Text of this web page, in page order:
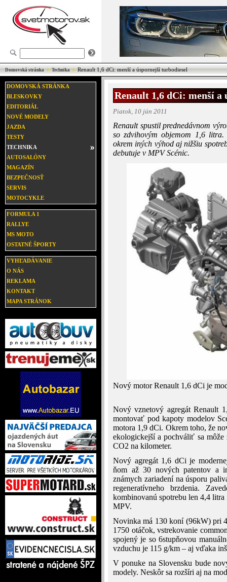
Domovská stránka Technika Renault 1,6 dCi: menší a úspornejší turbodiesel
DOMOVSKÁ STRÁNKA
BLESKOVKY
EDITORIÁL
NOVÉ MODELY
JAZDA
TESTY
TECHNIKA
AUTOSALÓNY
MAGAZÍN
BEZPEČNOSŤ
SERVIS
MOTOCYKLE
FORMULA 1
RALLYE
MS MOTO
OSTATNÉ ŠPORTY
VYHĽADÁVANIE
O NÁS
REKLAMA
KONTAKT
MAPA STRÁNOK
Renault 1,6 dCi: menší
Piatok, 10 jún 2011
Renault spustil prednedávnom
so zdvihovým objemom 1,6
okrem iných výhod aj nižšiu
debutuje v MPV Scénic.
Nový motor Renault 1,6 dCi je
Nový vznetový agregát Renault
montovať pod kapoty modelov
motora 1,9 dCi. Okrem toho, že
ekologickejší a pochváliť sa
CO2 na kilometer.
Nový agregát 1,6 dCi je
ňom až 30 nových patentov a
známych zariadení na úsporu
regeneratívneho brzdenia.
kombinovanú spotrebu len 4,4
MPV.
Novinka má 130 koní (96kW) pri
1750 otáčok, vstrekovanie
spojený je so 6stupňovou
vzduchu je 115 g/km – aj vďaka
V ponuke na Slovensku bude
modely. Neskôr sa rozšíri aj na